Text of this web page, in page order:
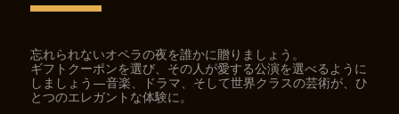
忘れられないオペラの夜を誰かに贈りましょう。
ギフトクーポンを選び、その人が愛する公演を選べるように
しましょう—音楽、ドラマ、そして世界クラスの芸術が、ひ
とつのエレガントな体験に。